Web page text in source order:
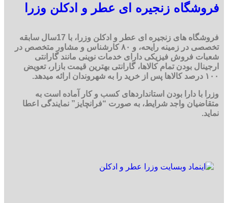
فروشگاه زنجیره ای عطر و ادکلن وزرا
فروشگاه های زنجیره ای عطر و ادکلن وزرا، با 17سال سابقه
تخصصی در زمینه رایحه، و ۸۰ کارشناس و مشاور متخصص در
شعبات فروش فیزیکی دارای خدمات نوینی مانند گارانتی
ارجینال بودن تمام کالاها، گارانتی بهترین قیمت بازار، تعویض
۱۰۰ درصد کالاها پس از خرید را به شهروندان ارائه میدهد.
وزرا با دارا بودن استانداردهای کسب و کار آماده است به
متقاضیان واجد شرایط، به صورت “فرانچایز” نمایندگی اعطا
نماید.